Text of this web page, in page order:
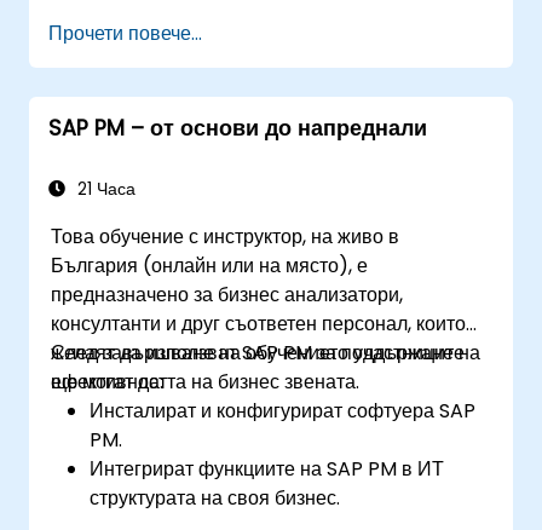
Прочети повече...
SAP PM – от основи до напреднали
21 Часа
Това обучение с инструктор, на живо в
България (онлайн или на място), е
предназначено за бизнес анализатори,
консултанти и друг съответен персонал, които
желаят да използват SAP PM за поддържане на
ефективността на бизнес звената.
След завършване на обучението участниците
ще могат да:
Инсталират и конфигурират софтуера SAP
PM.
Интегрират функциите на SAP PM в ИТ
структурата на своя бизнес.